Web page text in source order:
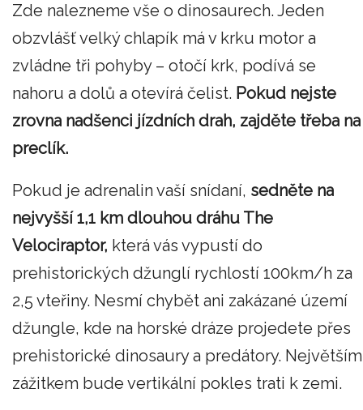
Zde nalezneme vše o dinosaurech. Jeden
obzvlášť velký chlapík má v krku motor a
zvládne tři pohyby – otočí krk, podívá se
nahoru a dolů a otevírá čelist. Pokud nejste
zrovna nadšenci jízdních drah, zajděte třeba na
preclík.
Pokud je adrenalin vaší snídaní, sedněte na
nejvyšší 1,1 km dlouhou dráhu The
Velociraptor, která vás vypustí do
prehistorických džunglí rychlostí 100km/h za
2,5 vteřiny. Nesmí chybět ani zakázané území
džungle, kde na horské dráze projedete přes
prehistorické dinosaury a predátory. Největším
zážitkem bude vertikální pokles trati k zemi.